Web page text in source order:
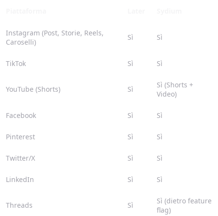
Instagram (Post, Storie, Reels,
Caroselli)
Sì Sì
TikTok Sì Sì
YouTube (Shorts) Sì
Sì (Shorts +
Video)
Facebook Sì Sì
Pinterest Sì Sì
Twitter/X Sì Sì
LinkedIn Sì Sì
Threads Sì
Sì (dietro feature
flag)